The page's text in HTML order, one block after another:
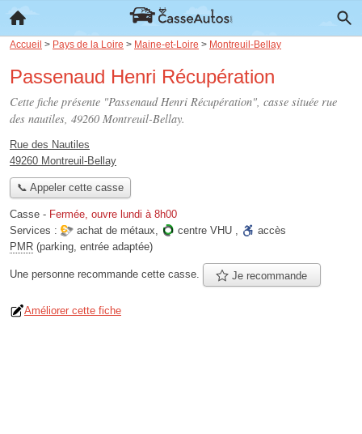
Accueil > Pays de la Loire > Maine-et-Loire > Montreuil-Bellay
Passenaud Henri Récupération
Cette fiche présente "Passenaud Henri Récupération", casse située rue
des nautiles, 49260 Montreuil-Bellay.
Rue des Nautiles
49260 Montreuil-Bellay
📞 Appeler cette casse
Casse - Fermée, ouvre lundi à 8h00
Services :
achat de métaux, centre VHU ,
accès
PMR (parking, entrée adaptée)
Une personne recommande cette casse. Je recommande
Améliorer cette fiche